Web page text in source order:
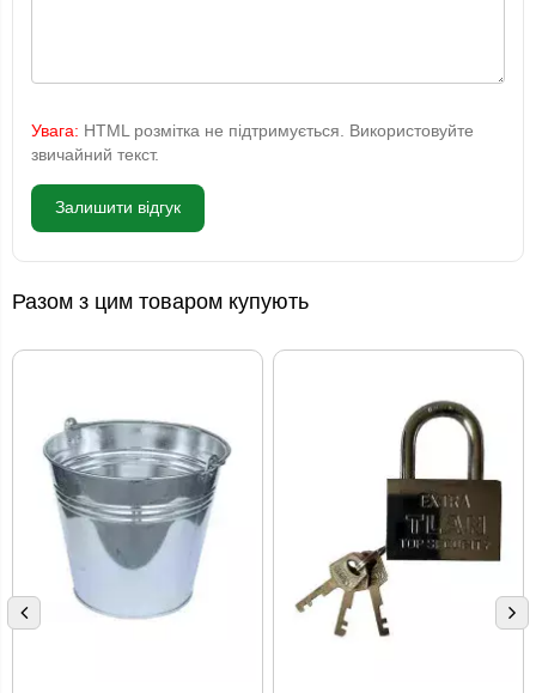
Увага: HTML розмітка не підтримується. Використовуйте
звичайний текст.
Залишити відгук
Разом з цим товаром купують